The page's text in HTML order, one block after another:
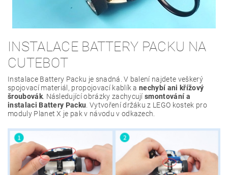
INSTALACE BATTERY PACKU NA
CUTEBOT
Instalace Battery Packu je snadná. V balení najdete veškerý
spojovací materiál, propojovací kablík anechybí ani křížový
šroubovák. Následující obrázky zachycujísmontování a
instalaci Battery Packu . Vytvoření držáku z LEGO kostek pro
moduly Planet X je pak v návodu v odkazech.